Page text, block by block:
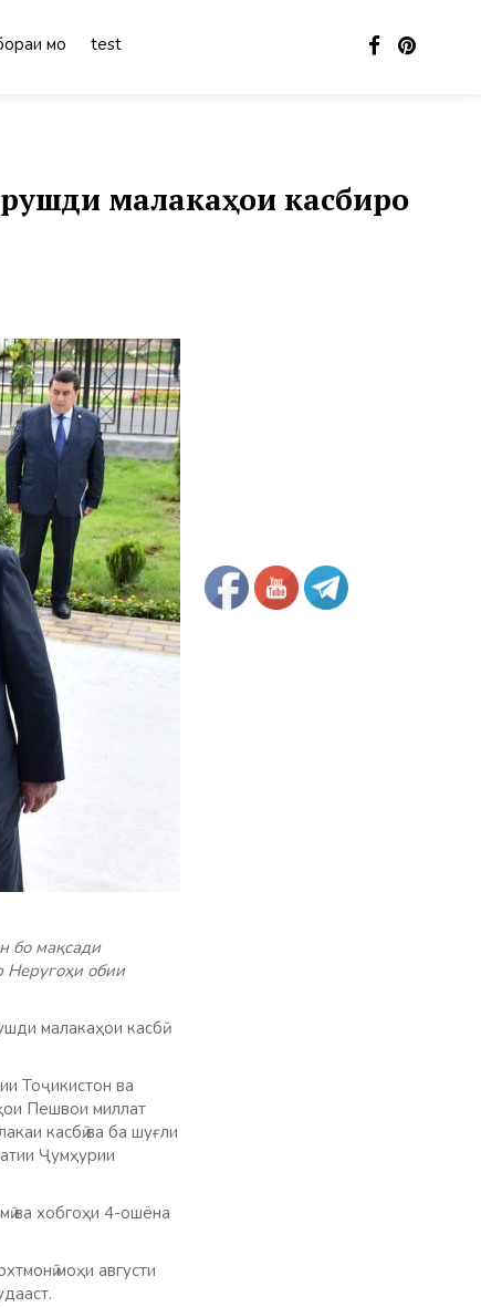
мо test
малакаҳои касбиро
бо мақсади
Неругоҳи обии
малакаҳои касбӣ
Тоҷикистон ва
Пешвои миллат
касбӣ ва ба шуғли
Ҷумҳурии
ва хобгоҳи 4-ошёна
моҳи августи